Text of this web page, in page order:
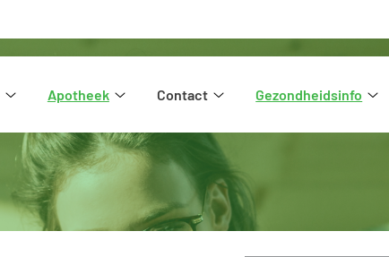
Apotheek
Contact
Gezondheidsinfo